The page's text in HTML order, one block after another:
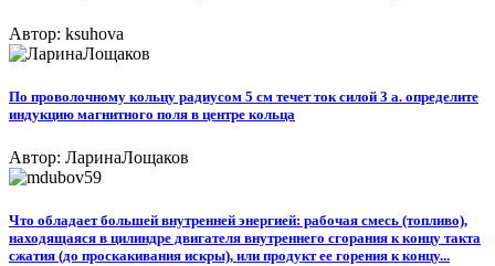
Автор: ksuhova
По проволочному кольцу радиусом 5 см течет ток силой 3 а. определите
индукцию магнитного поля в центре кольца
Автор: ЛаринаЛощаков
Что обладает большей внутренней энергией: рабочая смесь (топливо),
находящаяся в цилиндре двигателя внутреннего сгорания к концу такта
сжатия (до проскакивания искры), или продукт ее горения к концу...